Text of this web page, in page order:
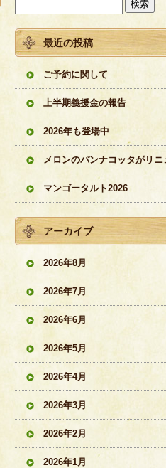
最近の投稿
ご予約に関して
上半期義援金の報告
2026年も登場中
マンゴータルト2026
アーカイブ
2026年8月
2026年7月
2026年6月
2026年5月
2026年4月
2026年3月
2026年2月
2026年1月